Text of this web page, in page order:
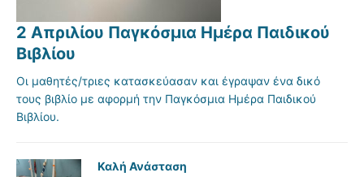
2 Απριλίου Παγκόσμια Ημέρα Παιδικού
Βιβλίου
Οι μαθητές/τριες κατασκεύασαν και έγραψαν ένα δικό
τους βιβλίο με αφορμή την Παγκόσμια Ημέρα Παιδικού
Βιβλίου.
Καλή Ανάσταση